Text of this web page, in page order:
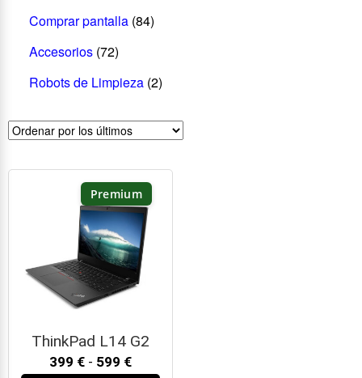
Comprar pantalla (84)
Accesorios (72)
Robots de Limpieza (2)
Premium
ThinkPad L14 G2
399 € - 599 €